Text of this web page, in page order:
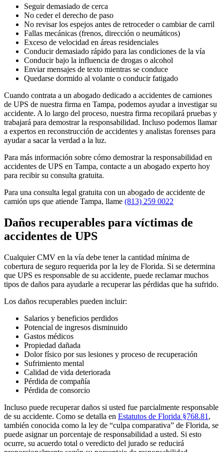
Seguir demasiado de cerca
No ceder el derecho de paso
No revisar los espejos antes de retroceder o cambiar de carril
Fallas mecánicas (frenos, dirección o neumáticos)
Exceso de velocidad en áreas residenciales
Conducir demasiado rápido para las condiciones de la vía
Conducir bajo la influencia de drogas o alcohol
Enviar mensajes de texto mientras se conduce
Quedarse dormido al volante o conducir fatigado
Cuando contrata a un abogado dedicado a accidentes de camiones
de UPS de nuestra firma en Tampa, podemos ayudar a investigar su
accidente. A lo largo del proceso, nuestra firma recopilará pruebas y
trabajará para demostrar la responsabilidad. Incluso podemos llamar
a expertos en reconstrucción de accidentes y analistas forenses para
ayudar a sacar la verdad a la luz.
Para más información sobre cómo demostrar la responsabilidad en
accidentes de UPS en Tampa, contacte a un abogado experto hoy
para recibir su consulta gratuita.
Para una consulta legal gratuita con un abogado de accidente de
camión ups que atiende Tampa, llame (813) 259 0022
Daños recuperables para víctimas de
accidentes de UPS
Cualquier CMV en la vía debe tener la cantidad mínima de
cobertura de seguro requerida por la ley de Florida. Si se determina
que UPS es responsable de su accidente, puede reclamar muchos
tipos de daños para ayudarle a recuperar las pérdidas que ha sufrido.
Los daños recuperables pueden incluir:
Salarios y beneficios perdidos
Potencial de ingresos disminuido
Gastos médicos
Propiedad dañada
Dolor físico por sus lesiones y proceso de recuperación
Sufrimiento mental
Calidad de vida deteriorada
Pérdida de compañía
Pérdida de consorcio
Incluso puede recuperar daños si usted fue parcialmente responsable
de su accidente. Como se detalla en Estatutos de Florida §768.81 ,
también conocida como la ley de “culpa comparativa” de Florida, se
puede asignar un porcentaje de responsabilidad a usted. Si esto
ocurre, su acuerdo total o veredicto del jurado se reducirá